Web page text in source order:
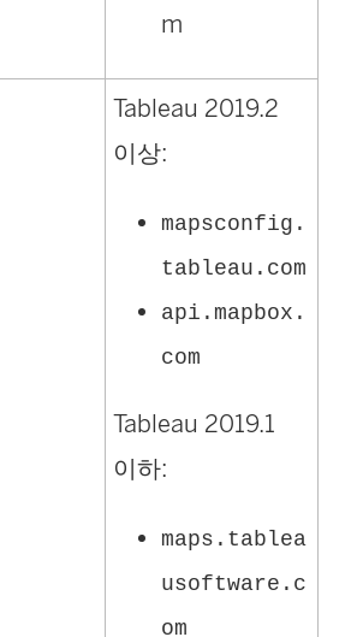
m
Tableau 2019.2
이상:
mapsconfig.
tableau.com
api.mapbox.
com
Tableau 2019.1
이하:
maps.tablea
usoftware.c
om